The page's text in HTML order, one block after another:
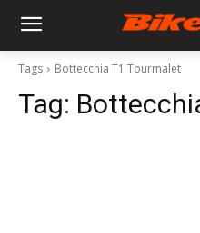
Tags Bottecchia T1 Tourmalet
Tag: